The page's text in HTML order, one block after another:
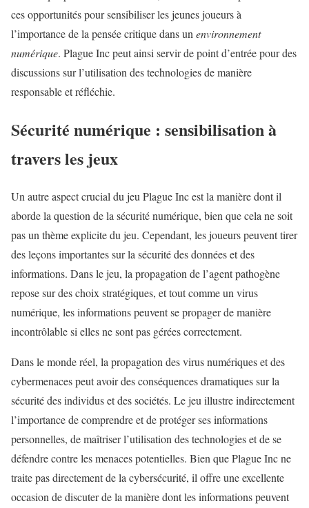
ces opportunités pour sensibiliser les jeunes joueurs à
l’importance de la pensée critique dans unenvironnement
numérique. Plague Inc peut ainsi servir de point d’entrée pour des
discussions sur l’utilisation des technologies de manière
responsable et réfléchie.
Sécurité numérique : sensibilisation à
travers les jeux
Un autre aspect crucial du jeu Plague Inc est la manière dont il
aborde la question de la sécurité numérique, bien que cela ne soit
pas un thème explicite du jeu. Cependant, les joueurs peuvent tirer
des leçons importantes sur la sécurité des données et des
informations. Dans le jeu, la propagation de l’agent pathogène
repose sur des choix stratégiques, et tout comme un virus
numérique, les informations peuvent se propager de manière
incontrôlable si elles ne sont pas gérées correctement.
Dans le monde réel, la propagation des virus numériques et des
cybermenaces peut avoir des conséquences dramatiques sur la
sécurité des individus et des sociétés. Le jeu illustre indirectement
l’importance de comprendre et de protéger ses informations
personnelles, de maîtriser l’utilisation des technologies et de se
défendre contre les menaces potentielles. Bien que Plague Inc ne
traite pas directement de la cybersécurité, il offre une excellente
occasion de discuter de la manière dont les informations peuvent